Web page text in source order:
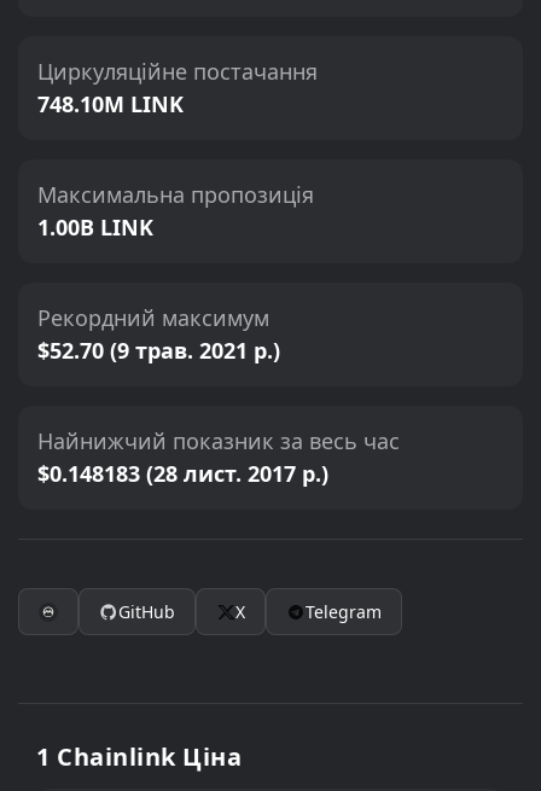
Циркуляційне постачання
748.10M LINK
Максимальна пропозиція
1.00B LINK
Рекордний максимум
$52.70 (9 трав. 2021 р.)
Найнижчий показник за весь час
$0.148183 (28 лист. 2017 р.)
GitHub X Telegram
1 Chainlink Ціна